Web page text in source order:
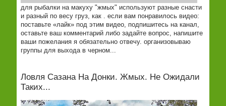
для рыбалки на макуху "жмых" используют разные снасти
и разный по весу груз, как . если вам понравилось видео:
поставьте «лайк» под этим видео, подпишитесь на канал,
оставьте ваш комментарий либо задайте вопрос, напишите
ваши пожелания я обязательно отвечу. организовываю
группы для выхода в черном...
Ловля Сазана На Донки. Жмых. Не Ожидали
Таких...